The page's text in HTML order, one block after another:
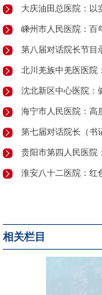
大庆油田总医院：以
嵊州市人民医院：百
北川羌族中羌医医院
沈北新区中心医院：
海宁市人民医院：高
淮安八十二医院：红
相关栏目